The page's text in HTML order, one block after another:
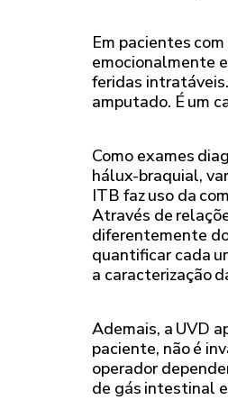
Em pacientes
emocionalmente
feridas
amputado. É um
Como exames
hálux-braquial,
ITB faz uso da
Através de
diferentemente
quantificar cada
a caracterização
Ademais, a UVD
paciente, não é
operador
de gás intestinal